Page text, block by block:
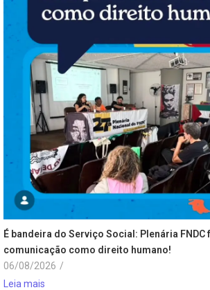
É bandeira do Serviço Social: Plenária
comunicação como direito humano!
06/08/2026 /
Leia mais